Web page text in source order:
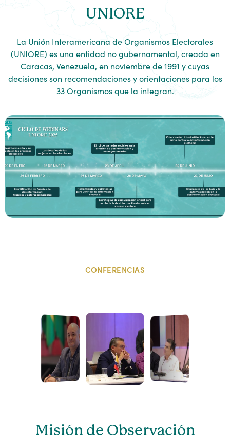
UNIORE
La Unión Interamericana de Organismos Electorales
(UNIORE) es una entidad no gubernamental, creada en
Caracas, Venezuela, en noviembre de 1991 y cuyas
decisiones son recomendaciones y orientaciones para los
33 Organismos que la integran.
CONFERENCIAS
Misión de Observación